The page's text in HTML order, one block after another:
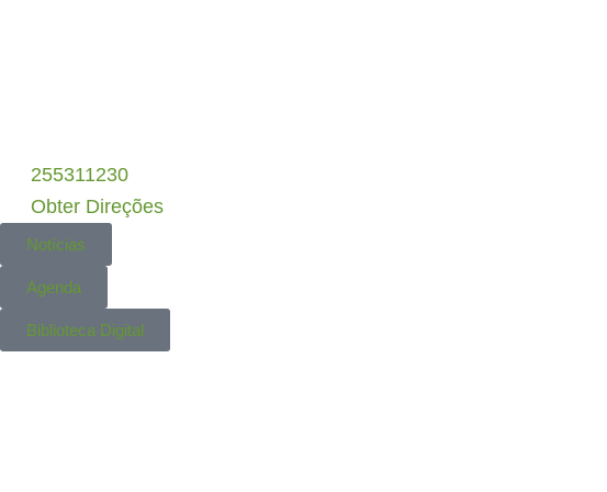
255311230
Obter Direções
Notícias
Agenda
Biblioteca Digital